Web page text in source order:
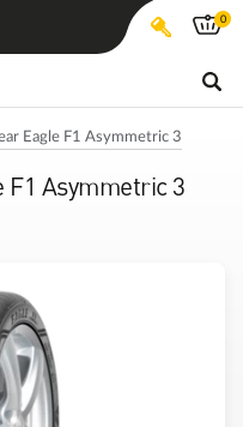
0
Eagle F1 Asymmetric 3
F1 Asymmetric 3